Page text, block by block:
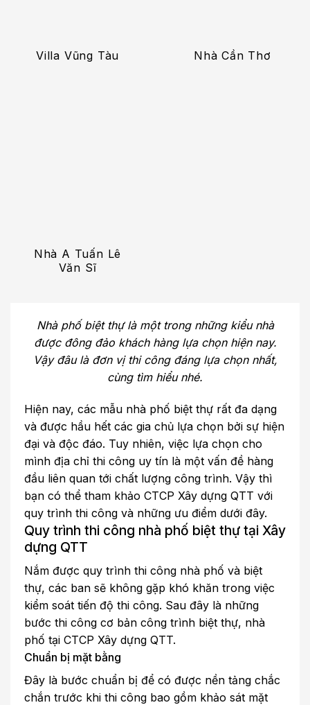
Villa Vũng Tàu Nhà Cần Thơ
Nhà A Tuấn Lê
Văn Sĩ
Nhà phố biệt thự là một trong những kiểu nhà
được đông đảo khách hàng lựa chọn hiện nay.
Vậy đâu là đơn vị thi công đáng lựa chọn nhất,
cùng tìm hiểu nhé.
Hiện nay, các mẫu nhà phố biệt thự rất đa dạng
và được hầu hết các gia chủ lựa chọn bởi sự hiện
đại và độc đáo. Tuy nhiên, việc lựa chọn cho
mình địa chỉ thi công uy tín là một vấn đề hàng
đầu liên quan tới chất lượng công trình. Vậy thì
bạn có thể tham khảo CTCP Xây dựng QTT với
quy trình thi công và những ưu điểm dưới đây.
Quy trình thi công nhà phố biệt thự tại Xây
dựng QTT
Nắm được quy trình thi công nhà phố và biệt
thự, các ban sẽ không gặp khó khăn trong việc
kiểm soát tiến độ thi công. Sau đây là những
bước thi công cơ bản công trình biệt thự, nhà
phố tại CTCP Xây dựng QTT.
Chuẩn bị mặt bằng
Đây là bước chuẩn bị để có được nền tảng chắc
chắn trước khi thi công bao gồm khảo sát mặt